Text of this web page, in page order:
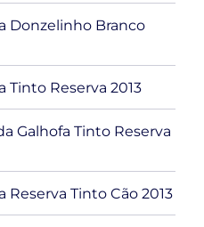
Donzelinho Branco
Tinto Reserva 2013
Galhofa Tinto Reserva
Reserva Tinto Cão 2013